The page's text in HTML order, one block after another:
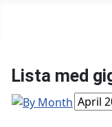
Lista med